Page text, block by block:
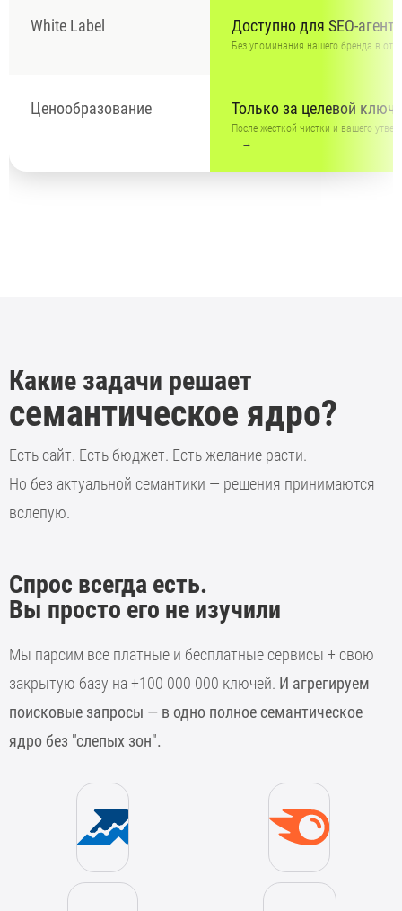
White Label Доступно для SEO-
Без упоминания нашего бренда в
Ценообразование Только за целевой ключ
После жесткой чистки и вашего
→
Какие задачи решает
семантическое ядро?
Есть сайт. Есть бюджет. Есть желание расти.
Но без актуальной семантики — решения принимаются
вслепую.
Спрос всегда есть.
Вы просто его не изучили
Мы парсим все платные и бесплатные сервисы + свою
закрытую базу на +100 000 000 ключей. И агрегируем
поисковые запросы — в одно полное семантическое
ядро без "слепых зон".